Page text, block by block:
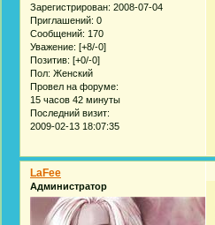
Зарегистрирован: 2008-07-04
Приглашений: 0
Сообщений: 170
Уважение: [+8/-0]
Позитив: [+0/-0]
Пол: Женский
Провел на форуме:
15 часов 42 минуты
Последний визит:
2009-02-13 18:07:35
LaFee
Администратор